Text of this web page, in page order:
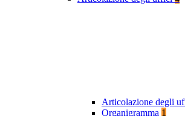
Articolazione degli
Organigramma 1